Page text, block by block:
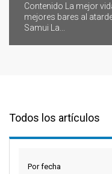
Contenido La mejor
mejores bares al
Samui La...
Todos los artículos
Por fecha